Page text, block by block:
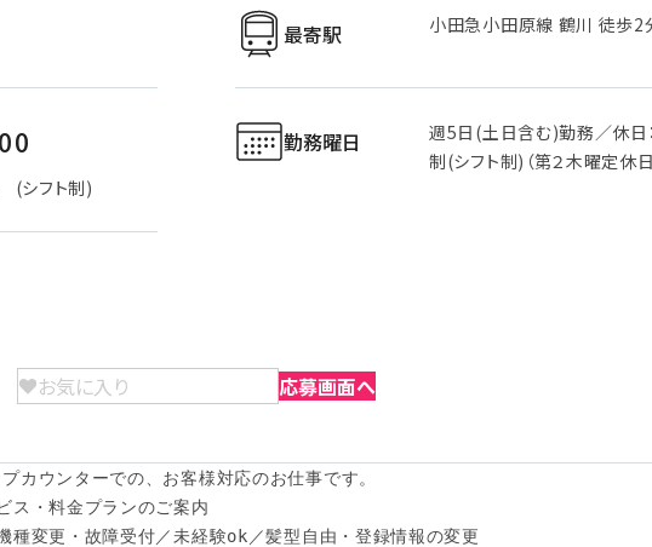
最寄駅 小田急小田原線 鶴川 徒歩2
シフト制)
勤務曜日
週5日(土日含む)勤務／休日
制(シフト制)（第２木曜定休
お気に入り 応募画面へ
プカウンターでの、お客様対応のお仕事です。
ス・料金プランのご案内
種変更・故障受付／未経験ok／髪型自由・登録情報の変更